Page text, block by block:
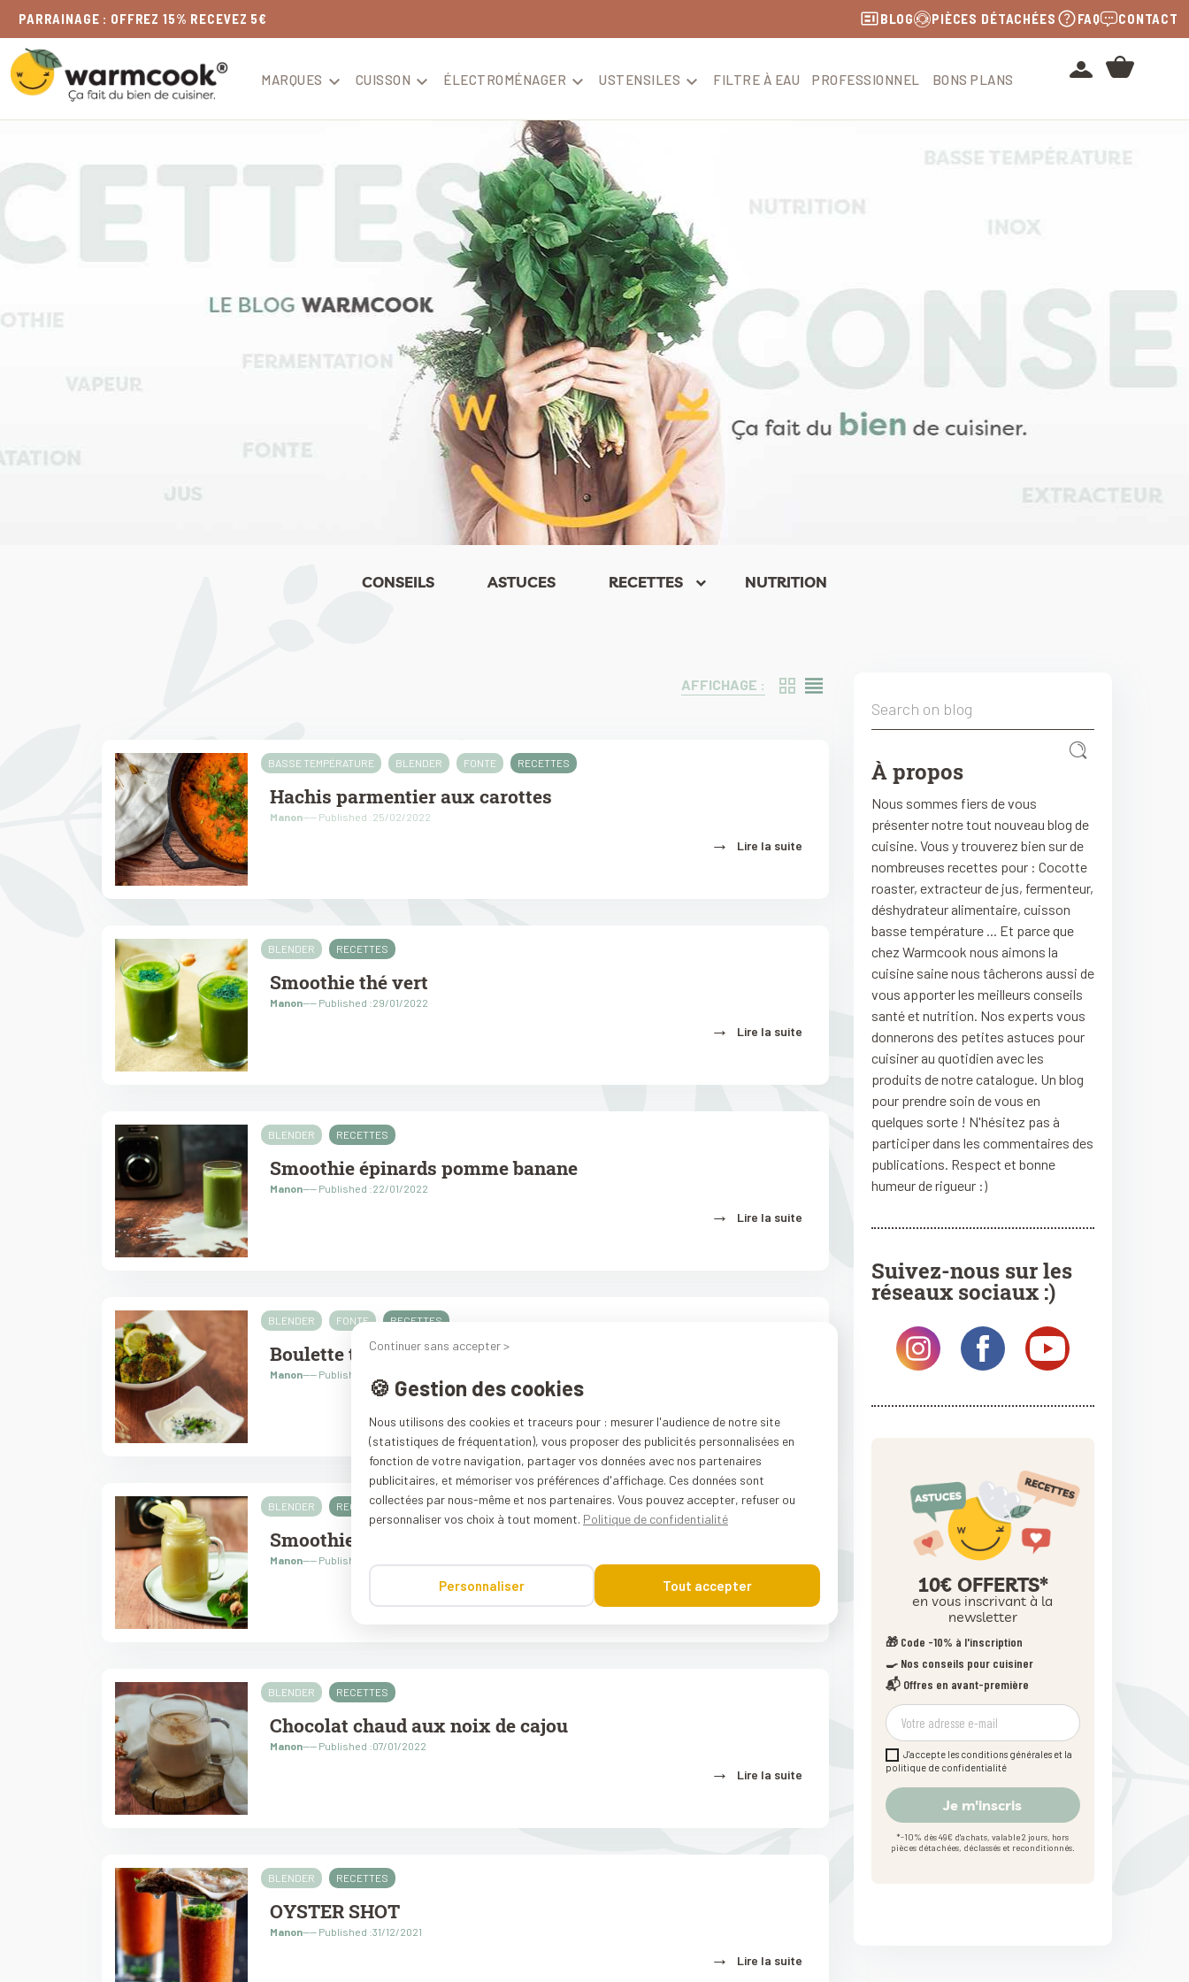
LIVRAISONOFFERTEDÈS 49€ BLOG PIÈCES DÉTACHÉES FAQ CONTACT
MARQUES  CUISSON  ÉLECTROMÉNAGER  USTENSILES  FILTRE À EAU PROFESSIONNEL BONS PLANS
CONSEILS ASTUCES RECETTES keyboard_arrow_down NUTRITION
AFFICHAGE :
BASSE TEMPÉRATURE BLENDER FONTE RECETTES
Hachis parmentier aux carottes
Manon---- Published :25/02/2022
→ Lire la suite
BLENDER RECETTES
Smoothie thé vert
Manon---- Published :29/01/2022
→ Lire la suite
BLENDER RECETTES
Smoothie épinards pomme banane
Manon---- Published :22/01/2022
→ Lire la suite
BLENDER FONTE RECETTES
Boulette tofu épinards
Manon---- Published :21/01/2022
BLENDER RECETTES
Smoothie pomme céleri au miel
Manon---- Published :15/01/2022
→ Lire la suite
BLENDER RECETTES
Chocolat chaud aux noix de cajou
Manon---- Published :07/01/2022
→ Lire la suite
BLENDER RECETTES
OYSTER SHOT
Manon---- Published :31/12/2021
→ Lire la suite
À propos
Nous sommes fiers de vous
présenter notre tout nouveau blog de
cuisine. Vous y trouverez bien sur de
nombreuses recettes pour : Cocotte
roaster, extracteur de jus, fermenteur,
déshydrateur alimentaire, cuisson
basse température ... Et parce que
chez Warmcook nous aimons la
cuisine saine nous tâcherons aussi de
vous apporter les meilleurs conseils
santé et nutrition. Nos experts vous
donnerons des petites astuces pour
cuisiner au quotidien avec les
produits de notre catalogue. Un blog
pour prendre soin de vous en
quelques sorte ! N'hésitez pas à
participer dans les commentaires des
publications. Respect et bonne
humeur de rigueur :)
Suivez-nous sur les
réseaux sociaux :)
10€ OFFERTS*
en vous inscrivant à la
newsletter
🎁 Code -10% à l'inscription
🍳 Nos conseils pour cuisiner
📬 Offres en avant-première
J'accepte les conditions générales et la
politique de confidentialité
Je m'inscris
*-10% dès 49€ d'achats, valable 2 jours, hors
pièces détachées, déclassés et reconditionnés.
Continuer sans accepter >
🍪 Gestion des cookies
Nous utilisons des cookies et traceurs pour : mesurer l'audience de notre site
(statistiques de fréquentation), vous proposer des publicités personnalisées en
fonction de votre navigation, partager vos données avec nos partenaires
publicitaires, et mémoriser vos préférences d'affichage. Ces données sont
collectées par nous-même et nos partenaires. Vous pouvez accepter, refuser ou
personnaliser vos choix à tout moment. Politique de confidentialité
Personnaliser Tout accepter